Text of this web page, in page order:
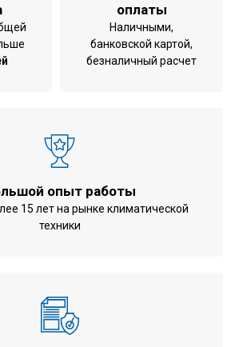
оплаты
Наличными,
банковской картой,
безналичный расчет
опыт работы
15 лет на рынке климатической
техники